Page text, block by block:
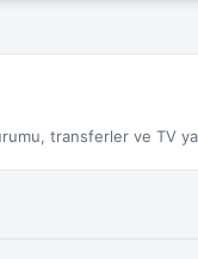
transferler ve TV